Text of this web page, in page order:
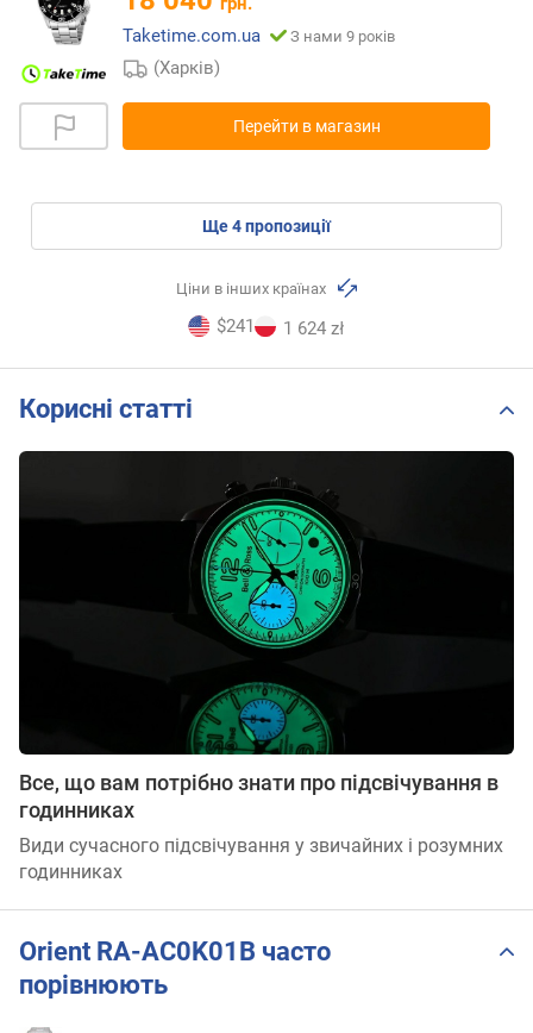
Taketime.com.ua
З нами 9 років
(Харків)
Перейти в магазин
ще4пропозиції
Ціни в інших країнах
$241 1 624 zł
Корисні статті
Все, що вам потрібно знати про підсвічування в
годинниках
Види сучасного підсвічування у звичайних і розумних
годинниках
Orient RA-AC0K01B часто
порівнюють